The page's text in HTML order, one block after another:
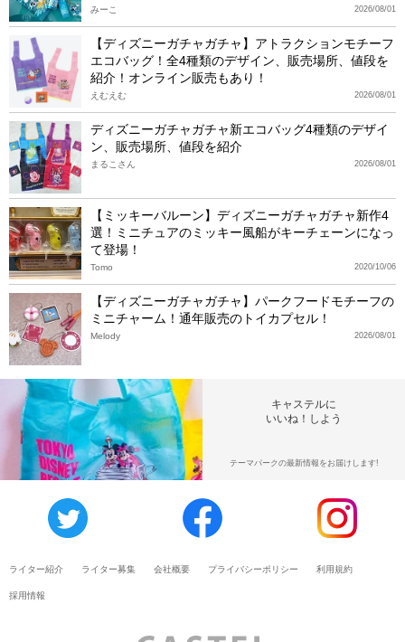
2026/08/01
みーこ
【ディズニーガチャガチャ】アトラクションモチーフ
エコバッグ！全4種類のデザイン、販売場所、値段を
紹介！オンライン販売もあり！
2026/08/01
えむえむ
ディズニーガチャガチャ新エコバッグ4種類のデザイ
ン、販売場所、値段を紹介
2026/08/01
まるこさん
【ミッキーバルーン】ディズニーガチャガチャ新作4
選！ミニチュアのミッキー風船がキーチェーンになっ
て登場！
2020/10/06
Tomo
【ディズニーガチャガチャ】パークフードモチーフの
ミニチャーム！通年販売のトイカプセル！
2026/08/01
Melody
キャステルに
いいね！しよう
テーマパークの最新情報をお届けします!
ライター紹介 ライター募集 会社概要 プライバシーポリシー 利用規約
採用情報